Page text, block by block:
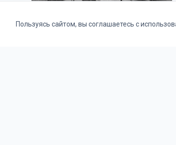
Пользуясь сайтом, вы соглашаетесь с